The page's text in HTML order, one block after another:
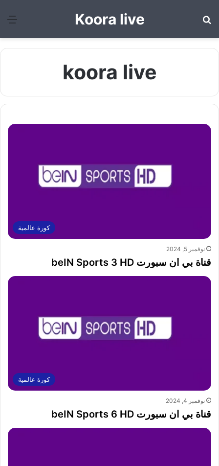
Koora live
koora live
كورة عالمية
نوفمبر 5, 2024
قناة بي ان سبورت beIN Sports 3 HD
كورة عالمية
نوفمبر 4, 2024
قناة بي ان سبورت beIN Sports 6 HD